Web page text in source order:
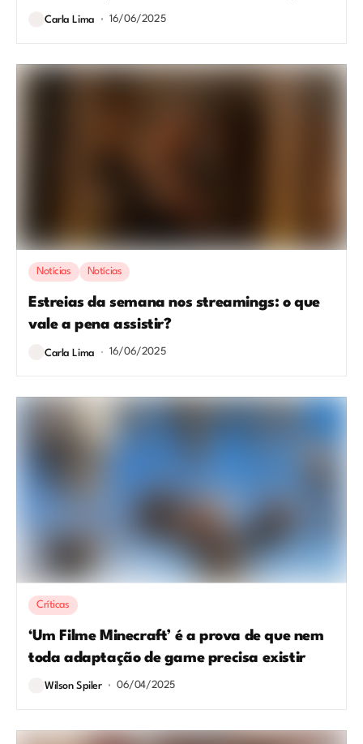
Carla Lima 16/06/2025
Notícias Notícias
Estreias da semana nos streamings: o que
vale a pena assistir?
Carla Lima 16/06/2025
Críticas
‘Um Filme Minecraft’ é a prova de que nem
toda adaptação de game precisa existir
Wilson Spiler 06/04/2025